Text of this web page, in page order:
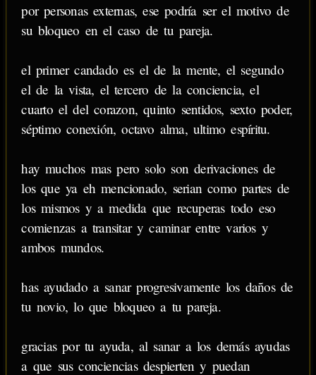
por personas externas, ese podría ser el motivo de
su bloqueo en el caso de tu pareja.
el primer candado es el de la mente, el segundo
el de la vista, el tercero de la conciencia, el
cuarto el del corazon, quinto sentidos, sexto poder,
séptimo conexión, octavo alma, ultimo espíritu.
hay muchos mas pero solo son derivaciones de
los que ya eh mencionado, serian como partes de
los mismos y a medida que recuperas todo eso
comienzas a transitar y caminar entre varios y
ambos mundos.
has ayudado a sanar progresivamente los daños de
tu novio, lo que bloqueo a tu pareja.
gracias por tu ayuda, al sanar a los demás ayudas
a que sus conciencias despierten y puedan